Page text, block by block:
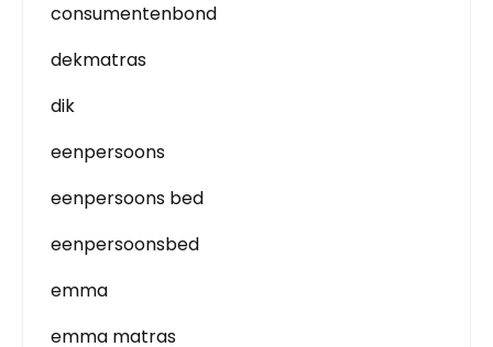
consumentenbond
dekmatras
dik
eenpersoons
eenpersoons bed
eenpersoonsbed
emma
emma matras